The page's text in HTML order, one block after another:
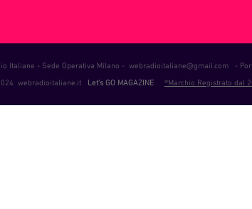
Italiane - Sede Operativa Milano - webradioitaliane@gmail.com -
webradioitaliane.it Let's GO MAGAZINE ®Marchio Registrato dal